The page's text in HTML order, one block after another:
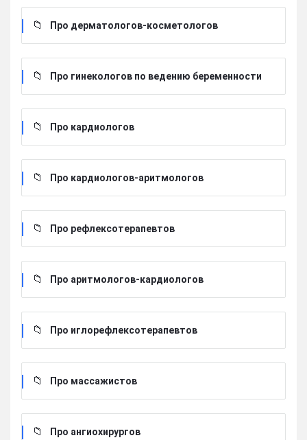
Про дерматологов-косметологов
Про гинекологов по ведению беременности
Про кардиологов
Про кардиологов-аритмологов
Про рефлексотерапевтов
Про аритмологов-кардиологов
Про иглорефлексотерапевтов
Про массажистов
Про ангиохирургов